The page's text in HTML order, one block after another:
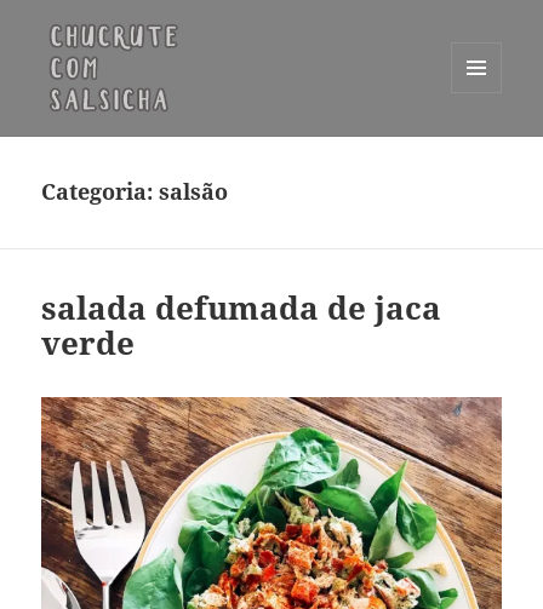
WIDGETS
Categoria:salsão
salada defumada de jaca
verde